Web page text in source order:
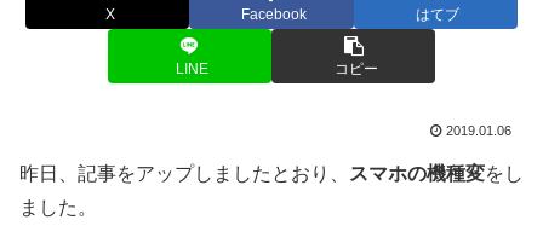
X Facebook はてブ
LINE コピー
2019.01.06
昨日、記事をアップしましたとおり、 スマホの機種変をし
ました。